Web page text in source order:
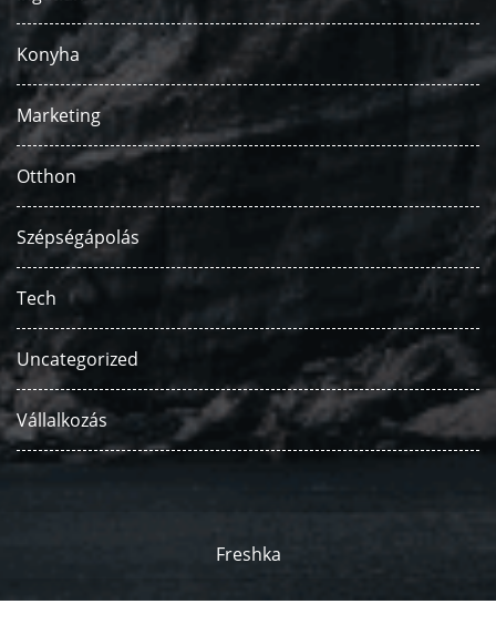
Konyha
Marketing
Otthon
Szépségápolás
Tech
Uncategorized
Vállalkozás
Freshka